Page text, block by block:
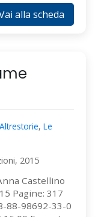
alla scheda
Altrestorie, Le
2015
Castellino
Pagine: 317
88-98692-33-0